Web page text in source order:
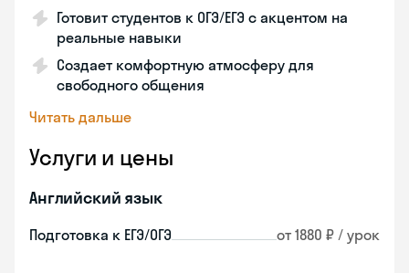
Готовит студентов к ОГЭ/ЕГЭ с акцентом на
реальные навыки
Создает комфортную атмосферу для
свободного общения
Читать дальше
Услуги и цены
Английский язык
Подготовка к ЕГЭ/ОГЭ от 1880 ₽ / урок